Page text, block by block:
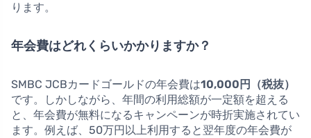
ります。
年会費はどれくらいかかりますか？
SMBC JCBカードゴールドの年会費は10,000円（税抜）
です。しかしながら、年間の利用総額が一定額を超える
と、年会費が無料になるキャンペーンが時折実施されてい
ます。例えば、50万円以上利用すると翌年度の年会費が